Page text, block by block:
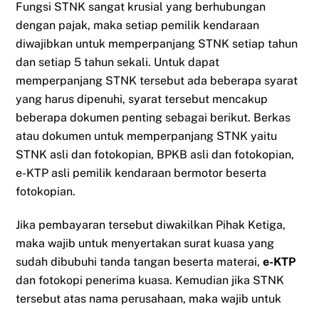
Fungsi STNK sangat krusial yang berhubungan
dengan pajak, maka setiap pemilik kendaraan
diwajibkan untuk memperpanjang STNK setiap tahun
dan setiap 5 tahun sekali. Untuk dapat
memperpanjang STNK tersebut ada beberapa syarat
yang harus dipenuhi, syarat tersebut mencakup
beberapa dokumen penting sebagai berikut. Berkas
atau dokumen untuk memperpanjang STNK yaitu
STNK asli dan fotokopian, BPKB asli dan fotokopian,
e-KTP asli pemilik kendaraan bermotor beserta
fotokopian.
Jika pembayaran tersebut diwakilkan Pihak Ketiga,
maka wajib untuk menyertakan surat kuasa yang
sudah dibubuhi tanda tangan beserta materai,e-KTP
dan fotokopi penerima kuasa. Kemudian jika STNK
tersebut atas nama perusahaan, maka wajib untuk